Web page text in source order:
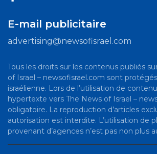
E-mail publicitaire
advertising@newsofisrael.com
Tous les droits sur les contenus publiés
of Israel – newsofisrael.com sont
israélienne. Lors de l’utilisation de
hypertexte vers The News of Israel –
obligatoire. La reproduction d’articles
autorisation est interdite. L’utilisation de
provenant d’agences n’est pas non plus